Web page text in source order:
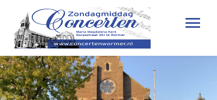
inhoud
SEIZOEN 2025/2026
PROGRAMMA